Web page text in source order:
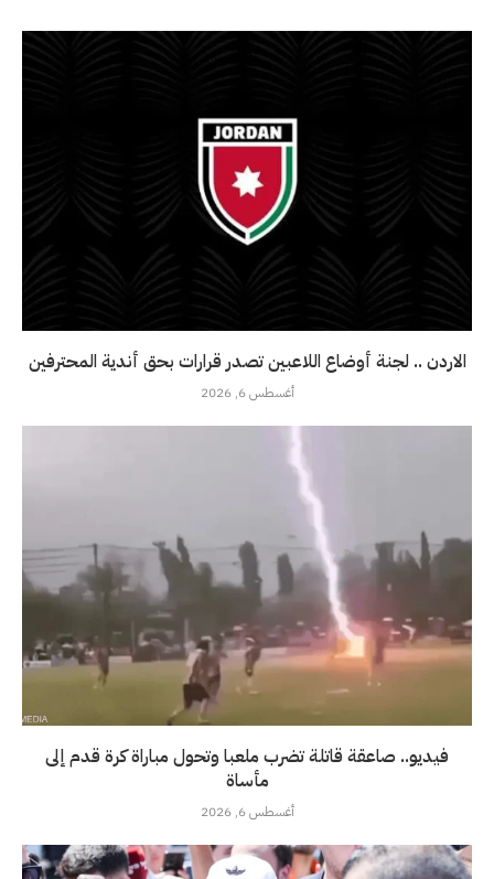
الاردن .. لجنة أوضاع اللاعبين تصدر قرارات بحق أندية المحترفين
أغسطس 6, 2026
فيديو.. صاعقة قاتلة تضرب ملعبا وتحول مباراة كرة قدم إلى
مأساة
أغسطس 6, 2026